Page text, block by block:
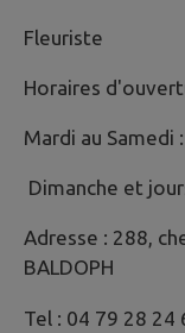
Fleuriste
Horaires
Mardi au
Dimanche et
Adresse : 288,
BALDOPH
Tel : 04 79 28 24